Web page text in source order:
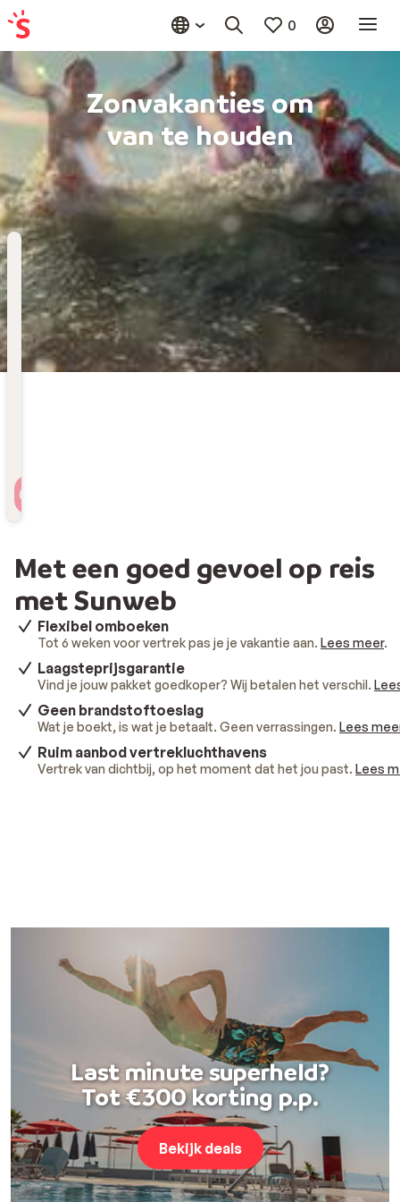
0
Zonvakanties om
van te houden
Bestemming
Kies bestemming
Wanneer
Vertrekdatum
Hoelang
Met een goed gevoel op reis
met Sunweb
Flexibel omboeken
Tot 6 weken voor vertrek pas je je vakantie aan. Lees meer.
Laagsteprijsgarantie
Vind je jouw pakket goedkoper? Wij betalen het verschil.
Geen brandstoftoeslag
Wat je boekt, is wat je betaalt. Geen verrassingen. Lees
Ruim aanbod vertrekluchthavens
Vertrek van dichtbij, op het moment dat het jou past. Lees
Last minute superheld?
Tot €300 korting p.p.
Bekijk deals